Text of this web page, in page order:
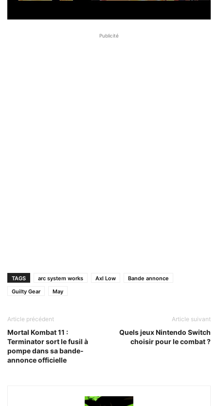
Publicité
TAGS arc system works Axl Low
Bande annonce
Guilty Gear
May
Article précédent
Mortal Kombat 11 :
Terminator sort le fusil à
pompe dans sa bande-
annonce officielle
Article suivant
Quels jeux Nintendo Switch
choisir pour le combat ?